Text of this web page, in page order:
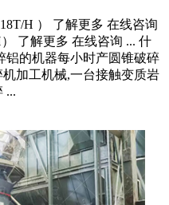
H ） 了解更多 在线咨询
了解更多 在线咨询 ... 什
铝的机器每小时产圆锥破碎
加工机械,一台接触变质岩
...